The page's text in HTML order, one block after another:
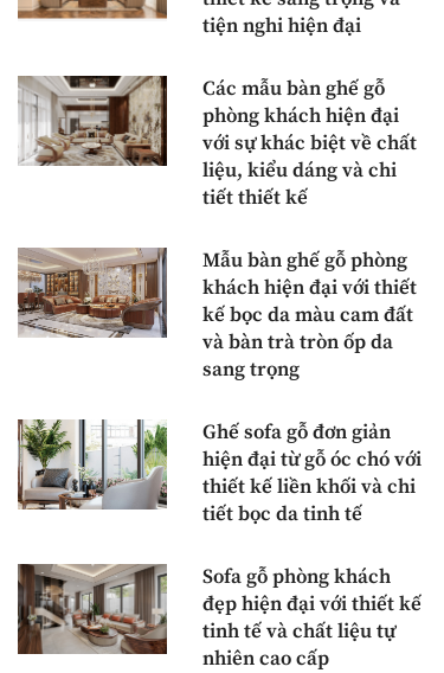
tiện nghi hiện đại
Các mẫu bàn ghế gỗ
phòng khách hiện đại
với sự khác biệt về chất
liệu, kiểu dáng và chi
tiết thiết kế
Mẫu bàn ghế gỗ phòng
khách hiện đại với thiết
kế bọc da màu cam đất
và bàn trà tròn ốp da
sang trọng
Ghế sofa gỗ đơn giản
hiện đại từ gỗ óc chó với
thiết kế liền khối và chi
tiết bọc da tinh tế
Sofa gỗ phòng khách
đẹp hiện đại với thiết kế
tinh tế và chất liệu tự
nhiên cao cấp